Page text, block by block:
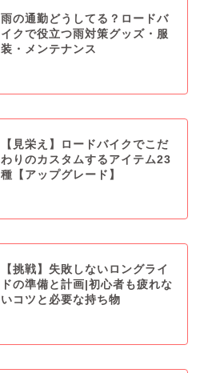
雨の通勤どうしてる？ロードバ
イクで役立つ雨対策グッズ・服
装・メンテナンス
【見栄え】ロードバイクでこだ
わりのカスタムするアイテム23
種【アップグレード】
【挑戦】失敗しないロングライ
ドの準備と計画|初心者も疲れな
いコツと必要な持ち物